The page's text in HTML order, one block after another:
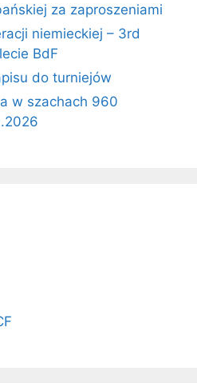
za zaproszeniami
niemieckiej – 3rd
BdF
do turniejów
w szachach 960